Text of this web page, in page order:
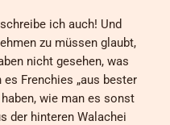
ich auch! Und
zu müssen glaubt,
nicht gesehen, was
Frenchies „aus bester
wie man es sonst
der hinteren Walachei